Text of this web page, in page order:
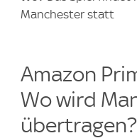
Manchester statt
Amazon
Wo wird
übertragen?